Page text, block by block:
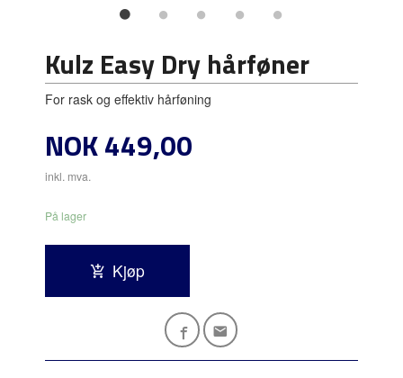
Kulz Easy Dry hårføner
For rask og effektiv hårføning
Pris
NOK449,00
inkl. mva.
På lager
Kjøp